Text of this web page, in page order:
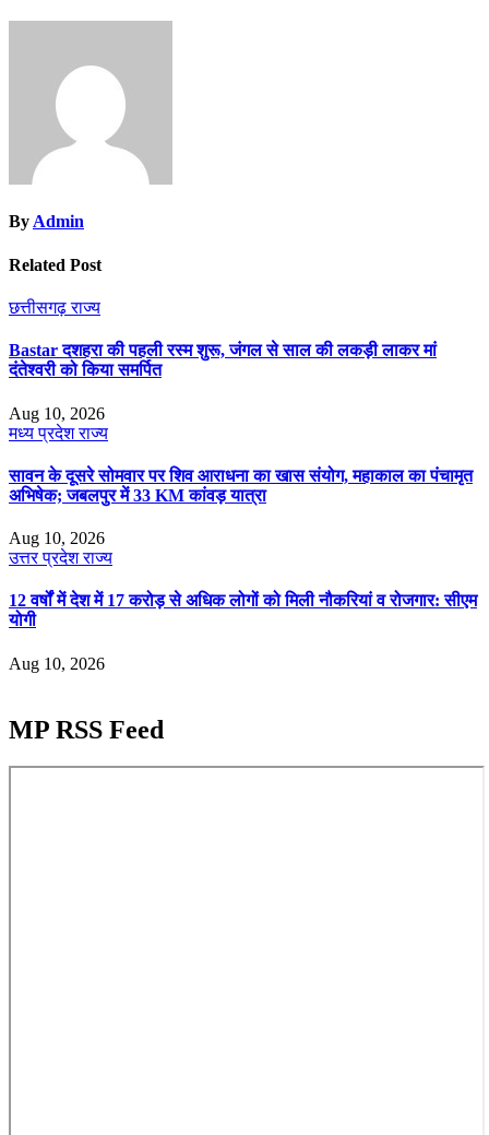
ByAdmin
Related Post
छत्तीसगढ़राज्य
Bastar दशहरा की पहली रस्म शुरू, जंगल से साल की लकड़ी लाकर मां
दंतेश्वरी को किया समर्पित
Aug 10, 2026
मध्य प्रदेशराज्य
सावन के दूसरे सोमवार पर शिव आराधना का खास संयोग, महाकाल का पंचामृत
अभिषेक; जबलपुर में 33 KM कांवड़ यात्रा
Aug 10, 2026
उत्तर प्रदेशराज्य
12 वर्षों में देश में 17 करोड़ से अधिक लोगों को मिली नौकरियां व रोजगार: सीएम
योगी
Aug 10, 2026
MP RSS Feed